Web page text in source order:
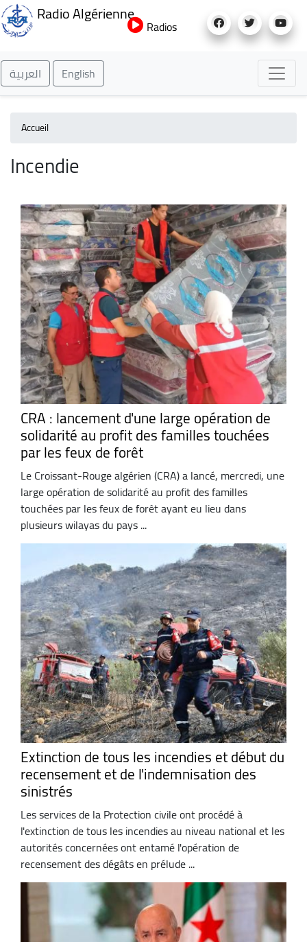
au
Radio Algérienne
Radios
العربية English
Accueil
Incendie
CRA : lancement d'une large opération de
solidarité au profit des familles touchées
par les feux de forêt
Le Croissant-Rouge algérien (CRA) a lancé, mercredi, une
large opération de solidarité au profit des familles
touchées par les feux de forêt ayant eu lieu dans
plusieurs wilayas du pays ...
Extinction de tous les incendies et début du
recensement et de l'indemnisation des
sinistrés
Les services de la Protection civile ont procédé à
l'extinction de tous les incendies au niveau national et les
autorités concernées ont entamé l'opération de
recensement des dégâts en prélude ...